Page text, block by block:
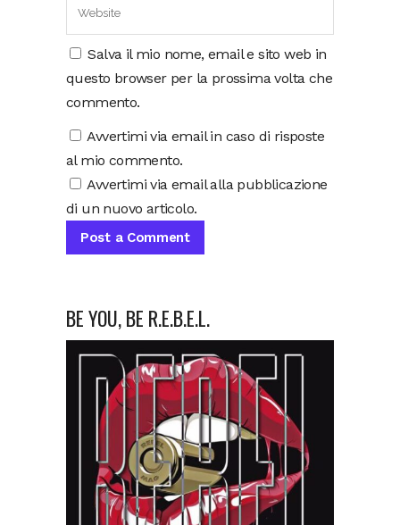
Salva il mio nome, email e sito web in
questo browser per la prossima volta che
commento.
Avvertimi via email in caso di risposte
al mio commento.
Avvertimi via email alla pubblicazione
di un nuovo articolo.
BE YOU, BE R.E.B.E.L.